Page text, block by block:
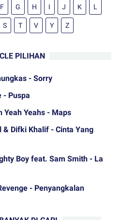
F G H I J K L
S T V Y Z
PILIHAN
- Sorry
- Puspa
Yeah Yeahs - Maps
& Difki Khalif - Cinta Yang
Boy feat. Sam Smith - La
- Penyangkalan